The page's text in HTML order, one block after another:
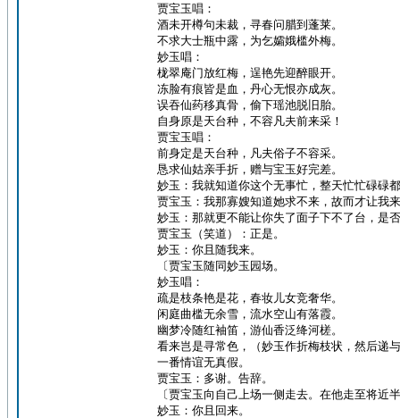
贾宝玉唱：
酒未开樽句未裁，寻春问腊到蓬莱。
不求大士瓶中露，为乞孀娥槛外梅。
妙玉唱：
栊翠庵门放红梅，逞艳先迎醉眼开。
冻脸有痕皆是血，丹心无恨亦成灰。
误吞仙药移真骨，偷下瑶池脱旧胎。
自身原是天台种，不容凡夫前来采！
贾宝玉唱：
前身定是天台种，凡夫俗子不容采。
恳求仙姑亲手折，赠与宝玉好完差。
妙玉：我就知道你这个无事忙，整天忙忙碌碌
贾宝玉：我那寡嫂知道她求不来，故而才让我
妙玉：那就更不能让你失了面子下不了台，是
贾宝玉（笑道）：正是。
妙玉：你且随我来。
〔贾宝玉随同妙玉园场。
妙玉唱：
疏是枝条艳是花，春妆儿女竞奢华。
闲庭曲槛无余雪，流水空山有落霞。
幽梦冷随红袖笛，游仙香泛绛河槎。
看来岂是寻常色，（妙玉作折梅枝状，然后递
一番情谊无真假。
贾宝玉：多谢。告辞。
〔贾宝玉向自己上场一侧走去。在他走至将近
妙玉：你且回来。